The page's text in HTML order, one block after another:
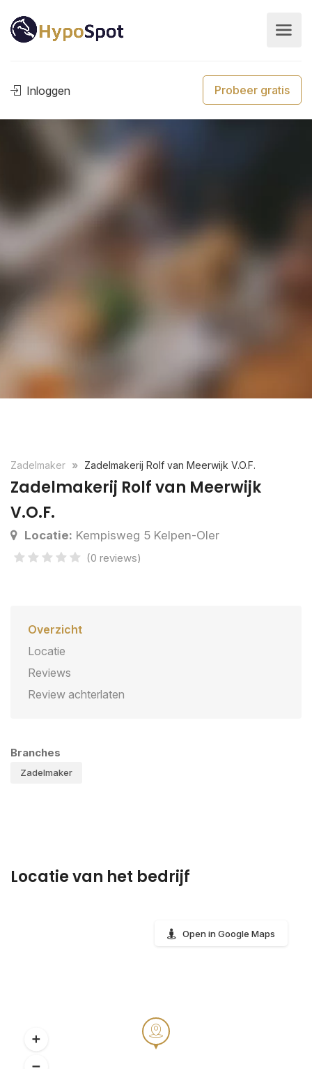
Inloggen Probeer gratis
Zadelmaker Zadelmakerij Rolf van Meerwijk V.O.F.
Zadelmakerij Rolf van Meerwijk
V.O.F.
Locatie: Kempisweg 5 Kelpen-Oler
(0 reviews)
Overzicht
Locatie
Reviews
Review achterlaten
Branches
Zadelmaker
Locatie van het bedrijf
Open in Google Maps